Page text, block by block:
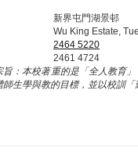
新界屯門湖景邨
Wu King Estate,
2464 5220
2461 4724
旨：本校著重的是「全人教育
師生學與教的目標，並以校訓